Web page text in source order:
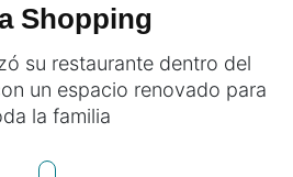
Shopping
su restaurante dentro del
un espacio renovado para
la familia